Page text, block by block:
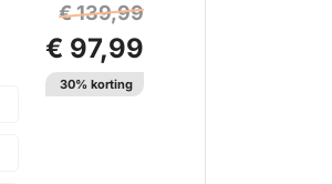
€ 139,99
€ 97,99
30% korting